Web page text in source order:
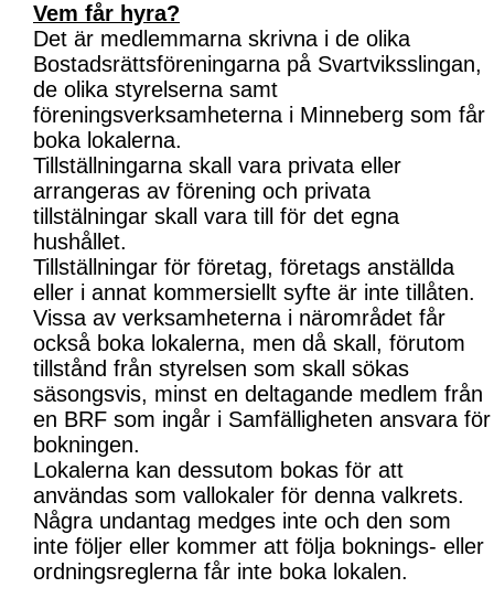
Vem får hyra?
Det är medlemmarna skrivna i de olika
Bostadsrättsföreningarna på Svartviksslingan,
de olika styrelserna samt
föreningsverksamheterna i Minneberg som får
boka lokalerna.
Tillställningarna skall vara privata eller
arrangeras av förening och privata
tillstälningar skall vara till för det egna
hushållet.
Tillställningar för företag, företags anställda
eller i annat kommersiellt syfte är inte tillåten.
Vissa av verksamheterna i närområdet får
också boka lokalerna, men då skall, förutom
tillstånd från styrelsen som skall sökas
säsongsvis, minst en deltagande medlem från
en BRF som ingår i Samfälligheten ansvara för
bokningen.
Lokalerna kan dessutom bokas för att
användas som vallokaler för denna valkrets.
Några undantag medges inte och den som
inte följer eller kommer att följa boknings- eller
ordningsreglerna får inte boka lokalen.